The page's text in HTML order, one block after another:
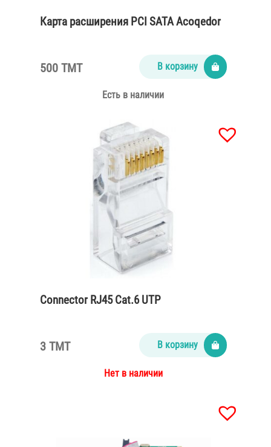
Карта расширения PCI SATA Acoqedor
500 TMT В корзину
Есть в наличии
Connector RJ45 Cat.6 UTP
3 TMT В корзину
Нет в наличии